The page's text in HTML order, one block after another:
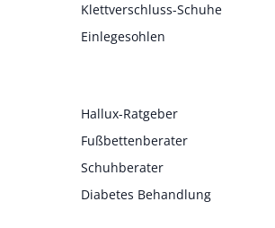
Klettverschluss-Schuhe
Einlegesohlen
Hallux-Ratgeber
Fußbettenberater
Schuhberater
Diabetes Behandlung